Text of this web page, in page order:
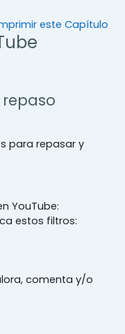
este Capítulo
repaso
para repasar y
YouTube:
estos filtros:
comenta y/o